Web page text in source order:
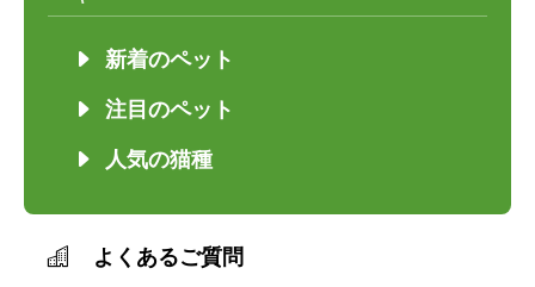
新着のペット
注目のペット
人気の猫種
よくあるご質問